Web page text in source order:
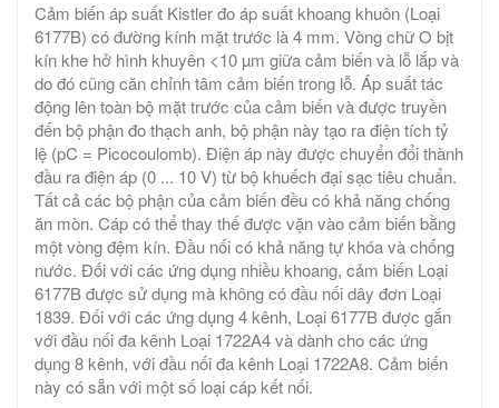
Cảm biến áp suất Kistler đo áp suất khoang khuôn (Loại
6177B) có đường kính mặt trước là 4 mm. Vòng chữ O bịt
kín khe hở hình khuyên <10 µm giữa cảm biến và lỗ lắp và
do đó cũng căn chỉnh tâm cảm biến trong lỗ. Áp suất tác
động lên toàn bộ mặt trước của cảm biến và được truyền
đến bộ phận đo thạch anh, bộ phận này tạo ra điện tích tỷ
lệ (pC = Picocoulomb). Điện áp này được chuyển đổi thành
đầu ra điện áp (0 ... 10 V) từ bộ khuếch đại sạc tiêu chuẩn.
Tất cả các bộ phận của cảm biến đều có khả năng chống
ăn mòn. Cáp có thể thay thế được vặn vào cảm biến bằng
một vòng đệm kín. Đầu nối có khả năng tự khóa và chống
nước. Đối với các ứng dụng nhiều khoang, cảm biến Loại
6177B được sử dụng mà không có đầu nối dây đơn Loại
1839. Đối với các ứng dụng 4 kênh, Loại 6177B được gắn
với đầu nối đa kênh Loại 1722A4 và dành cho các ứng
dụng 8 kênh, với đầu nối đa kênh Loại 1722A8. Cảm biến
này có sẵn với một số loại cáp kết nối.